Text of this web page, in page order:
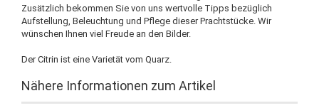
Zusätzlich bekommen Sie von uns wertvolle Tipps bezüglich
Aufstellung, Beleuchtung und Pflege dieser Prachtstücke. Wir
wünschen Ihnen viel Freude an den Bilder.
Der Citrin ist eine Varietät vom Quarz.
Nähere Informationen zum Artikel